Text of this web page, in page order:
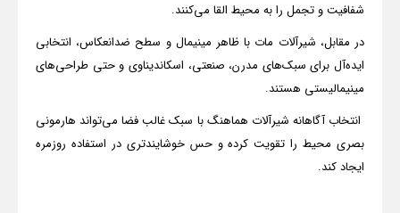
شفافیت و تجمل را به محیط القا می‌کنند.
در مقابل، شیرآلات مات با ظاهر مینیمال و سطح ضدانعکاس، انتخابی
ایده‌آل برای سبک‌های مدرن، صنعتی، اسکاندیناوی و حتی طراحی‌های
مینیمالیستی هستند.
انتخاب آگاهانه شیرآلات هماهنگ با سبک غالب فضا می‌تواند هارمونی
بصری محیط را تقویت کرده و حس خوشایندتری در استفاده روزمره
ایجاد کند.